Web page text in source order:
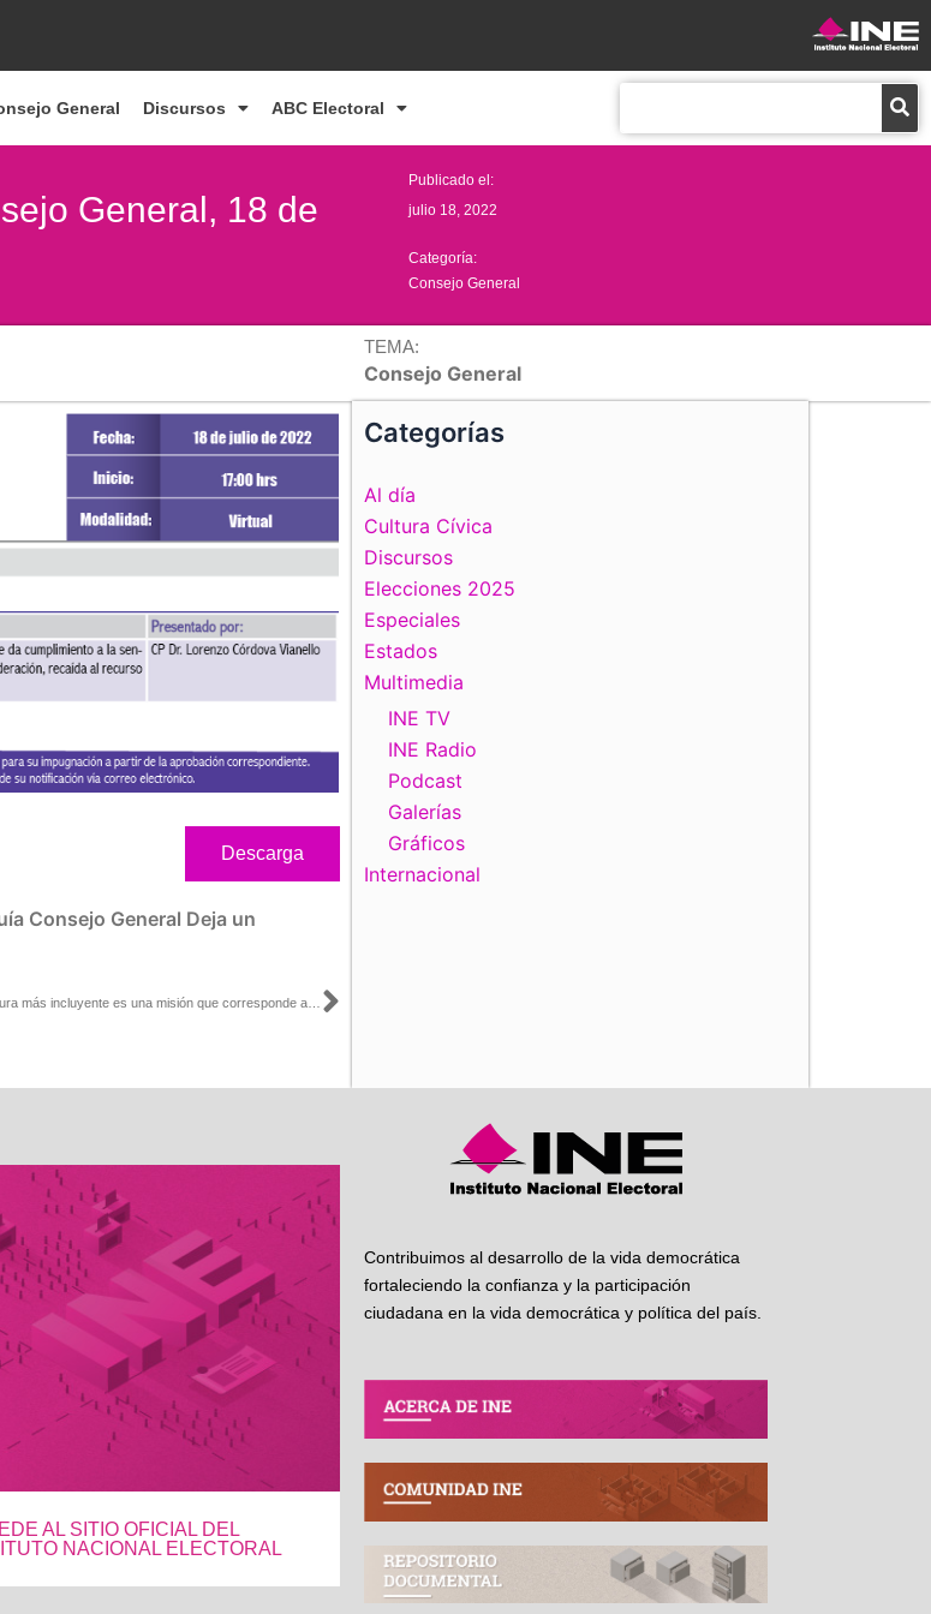
General Discursos ABC Electoral
General, 18 de
Publicado el:
julio 18, 2022
Categoría:
Consejo General
TEMA:
Consejo General
Descarga
Consejo General Deja un
Siguiente
Categorías
Al día
Cultura Cívica
Discursos
Elecciones 2025
Especiales
Estados
Multimedia
INE TV
INE Radio
Podcast
Galerías
Gráficos
Internacional
AL SITIO OFICIAL DEL
NACIONAL ELECTORAL
Contribuimos al desarrollo de la vida democrática
fortaleciendo la confianza y la participación
ciudadana en la vida democrática y política del país.